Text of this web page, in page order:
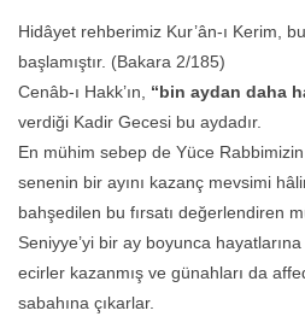
Hidâyet rehberimiz Kur’ân-ı Kerim,
başlamıştır. (Bakara 2/185)
Cenâb-ı Hakk’ın, “bin aydan daha
verdiği Kadir Gecesi bu aydadır.
En mühim sebep de Yüce
senenin bir ayını kazanç mevsimi
bahşedilen bu fırsatı değerlendiren
Seniyye’yi bir ay boyunca
ecirler kazanmış ve günahları da
sabahına çıkarlar.